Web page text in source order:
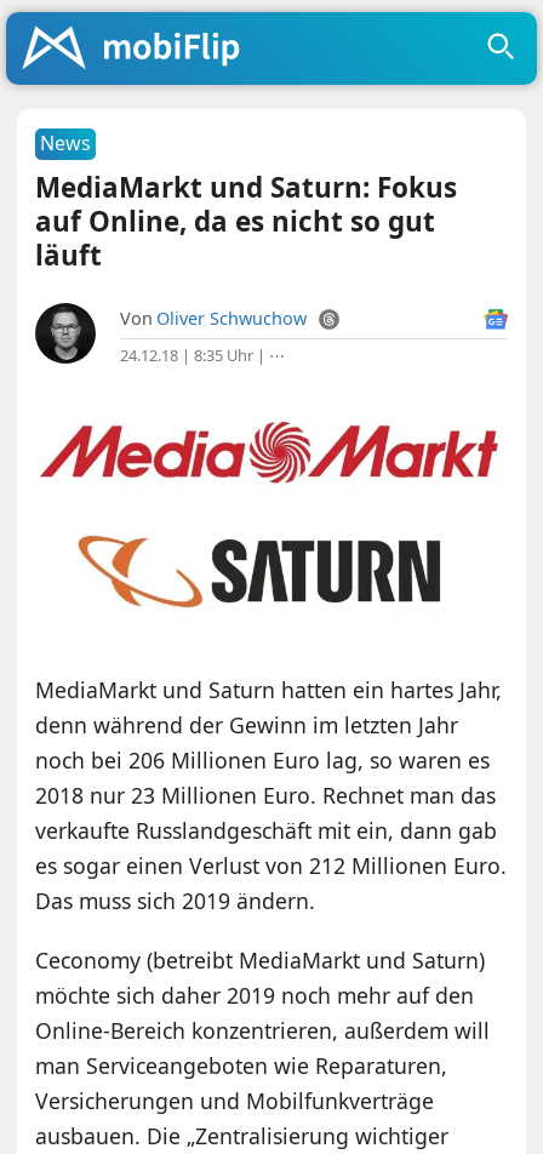
News
MediaMarkt und Saturn: Fokus
auf Online, da es nicht so gut
läuft
Von Oliver Schwuchow
24.12.18 | 8:35 Uhr | ⋯
MediaMarkt und Saturn hatten ein hartes Jahr,
denn während der Gewinn im letzten Jahr
noch bei 206 Millionen Euro lag, so waren es
2018 nur 23 Millionen Euro. Rechnet man das
verkaufte Russlandgeschäft mit ein, dann gab
es sogar einen Verlust von 212 Millionen Euro.
Das muss sich 2019 ändern.
Ceconomy (betreibt MediaMarkt und Saturn)
möchte sich daher 2019 noch mehr auf den
Online-Bereich konzentrieren, außerdem will
man Serviceangeboten wie Reparaturen,
Versicherungen und Mobilfunkverträge
ausbauen. Die „Zentralisierung wichtiger